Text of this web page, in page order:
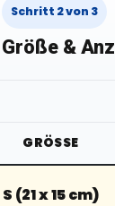
Schritt 2 von 3
Größe &
GRÖSSE
S (21 x 15 cm)